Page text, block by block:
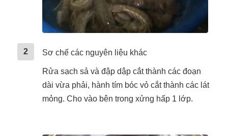
2 Sơ chế các nguyên liệu khác
Rửa sạch sả và đập dập cắt thành các đoạn
dài vừa phải, hành tím bóc vỏ cắt thành các lát
mỏng. Cho vào bên trong xửng hấp 1 lớp.